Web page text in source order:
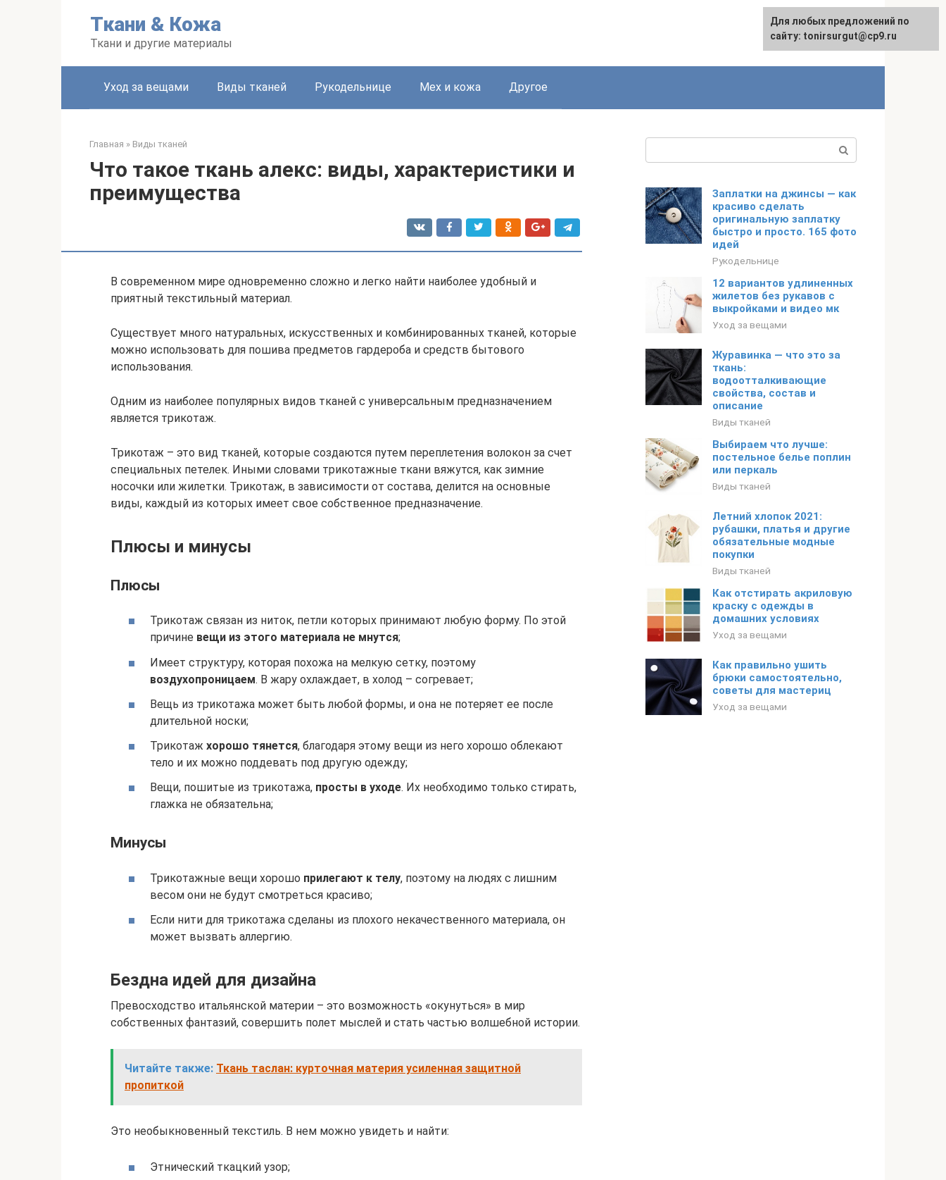
Ткани & Кожа
Ткани и другие материалы
English
Уход за вещами Виды тканей Рукодельнице Мех и кожа Другое
Главная » Виды тканей
Что такое ткань алекс: виды, характеристики и
преимущества
В современном мире одновременно сложно и легко найти наиболее удобный и
приятный текстильный материал.
Существует много натуральных, искусственных и комбинированных тканей, которые
можно использовать для пошива предметов гардероба и средств бытового
использования.
Одним из наиболее популярных видов тканей с универсальным предназначением
является трикотаж.
Трикотаж – это вид тканей, которые создаются путем переплетения волокон за счет
специальных петелек. Иными словами трикотажные ткани вяжутся, как зимние
носочки или жилетки. Трикотаж, в зависимости от состава, делится на основные
виды, каждый из которых имеет свое собственное предназначение.
Плюсы и минусы
Плюсы
Трикотаж связан из ниток, петли которых принимают любую форму. По этой
причине вещи из этого материала не мнутся;
Имеет структуру, которая похожа на мелкую сетку, поэтому
воздухопроницаем. В жару охлаждает, в холод – согревает;
Вещь из трикотажа может быть любой формы, и она не потеряет ее после
длительной носки;
Трикотаж хорошо тянется, благодаря этому вещи из него хорошо облекают
тело и их можно поддевать под другую одежду;
Вещи, пошитые из трикотажа, просты в уходе. Их необходимо только стирать,
глажка не обязательна;
Минусы
Трикотажные вещи хорошо прилегают к телу, поэтому на людях с лишним
весом они не будут смотреться красиво;
Если нити для трикотажа сделаны из плохого некачественного материала, он
может вызвать аллергию.
Бездна идей для дизайна
Превосходство итальянской материи – это возможность «окунуться» в мир
собственных фантазий, совершить полет мыслей и стать частью волшебной истории.
Читайте также: Ткань таслан: курточная материя усиленная защитной
пропиткой
Это необыкновенный текстиль. В нем можно увидеть и найти:
Этнический ткацкий узор;
Заплатки на джинсы — как
красиво сделать
оригинальную заплатку
быстро и просто. 165 фото
идей
Рукодельнице
12 вариантов удлиненных
жилетов без рукавов с
выкройками и видео мк
Уход за вещами
Журавинка — что это за
ткань:
водоотталкивающие
свойства, состав и
описание
Виды тканей
Выбираем что лучше:
постельное белье поплин
или перкаль
Виды тканей
Летний хлопок 2021:
рубашки, платья и другие
обязательные модные
покупки
Виды тканей
Как отстирать акриловую
краску с одежды в
домашних условиях
Уход за вещами
Как правильно ушить
брюки самостоятельно,
советы для мастериц
Уход за вещами
Для любых предложений по
сайту: tonirsurgut@cp9.ru